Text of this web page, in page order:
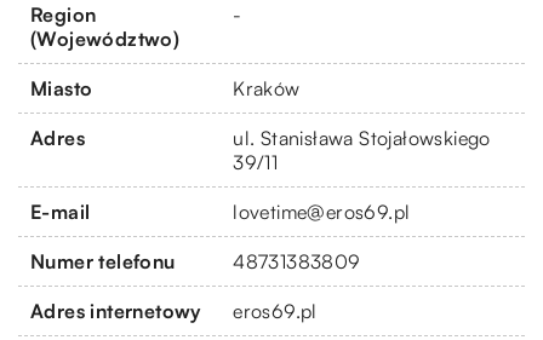
Region
(Województwo)
-
Miasto Kraków
Adres
ul. Stanisława Stojałowskiego
39/11
E-mail lovetime@eros69.pl
Numer telefonu 48731383809
Adres internetowy eros69.pl